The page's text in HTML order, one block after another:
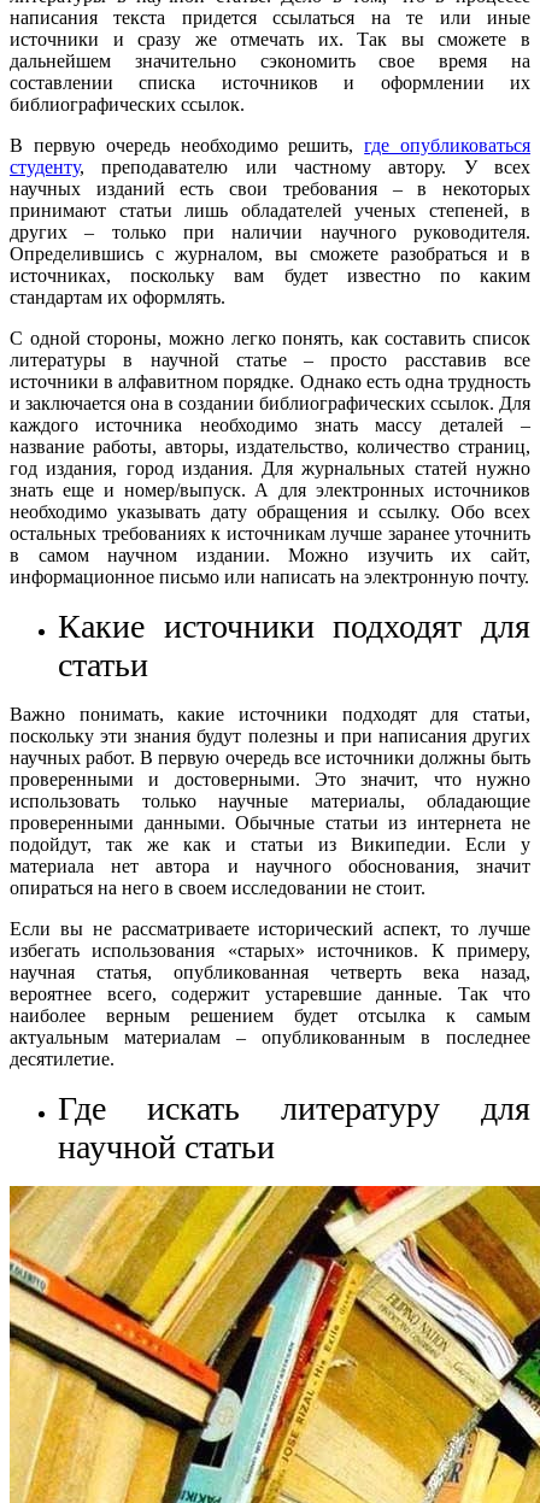
написания текста придется ссылаться на те или иные
источники и сразу же отмечать их. Так вы сможете в
дальнейшем значительно сэкономить свое время на
составлении списка источников и оформлении их
библиографических ссылок.
В первую очередь необходимо решить,где опубликоваться
студенту, преподавателю или частному автору. У всех
научных изданий есть свои требования – в некоторых
принимают статьи лишь обладателей ученых степеней, в
других – только при наличии научного руководителя.
Определившись с журналом, вы сможете разобраться и в
источниках, поскольку вам будет известно по каким
стандартам их оформлять.
С одной стороны, можно легко понять, как составить список
литературы в научной статье – просто расставив все
источники в алфавитном порядке. Однако есть одна трудность
и заключается она в создании библиографических ссылок. Для
каждого источника необходимо знать массу деталей –
название работы, авторы, издательство, количество страниц,
год издания, город издания. Для журнальных статей нужно
знать еще и номер/выпуск. А для электронных источников
необходимо указывать дату обращения и ссылку. Обо всех
остальных требованиях к источникам лучше заранее уточнить
в самом научном издании. Можно изучить их сайт,
информационное письмо или написать на электронную почту.
Какие источники подходят для
статьи
Важно понимать, какие источники подходят для статьи,
поскольку эти знания будут полезны и при написания других
научных работ. В первую очередь все источники должны быть
проверенными и достоверными. Это значит, что нужно
использовать только научные материалы, обладающие
проверенными данными. Обычные статьи из интернета не
подойдут, так же как и статьи из Википедии. Если у
материала нет автора и научного обоснования, значит
опираться на него в своем исследовании не стоит.
Если вы не рассматриваете исторический аспект, то лучше
избегать использования «старых» источников. К примеру,
научная статья, опубликованная четверть века назад,
вероятнее всего, содержит устаревшие данные. Так что
наиболее верным решением будет отсылка к самым
актуальным материалам – опубликованным в последнее
десятилетие.
Где искать литературу для
научной статьи